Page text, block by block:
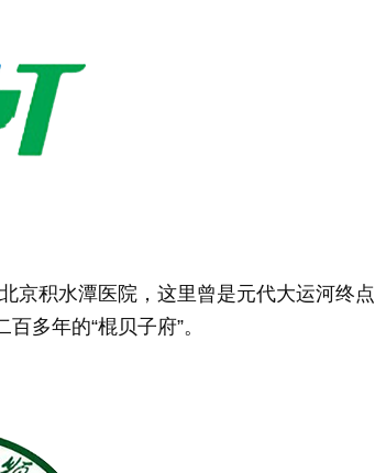
京积水潭医院，这里曾是元代大运河终点
多年的“棍贝子府”。